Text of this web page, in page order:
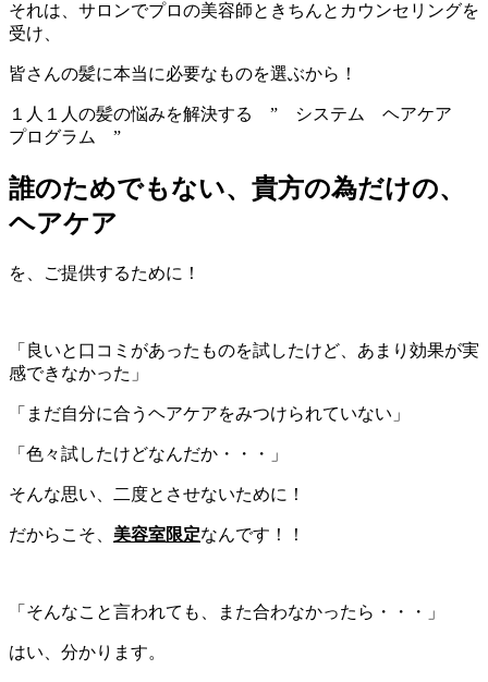
それは、サロンでプロの美容師ときちんとカウンセリングを
受け、
皆さんの髪に本当に必要なものを選ぶから！
１人１人の髪の悩みを解決する ” システム ヘアケア
プログラム ”
誰のためでもない、貴方の為だけの、
ヘアケア
を、ご提供するために！
「良いと口コミがあったものを試したけど、あまり効果が実
感できなかった」
「まだ自分に合うヘアケアをみつけられていない」
「色々試したけどなんだか・・・」
そんな思い、二度とさせないために！
だからこそ、 美容室限定なんです！！
「そんなこと言われても、また合わなかったら・・・」
はい、分かります。